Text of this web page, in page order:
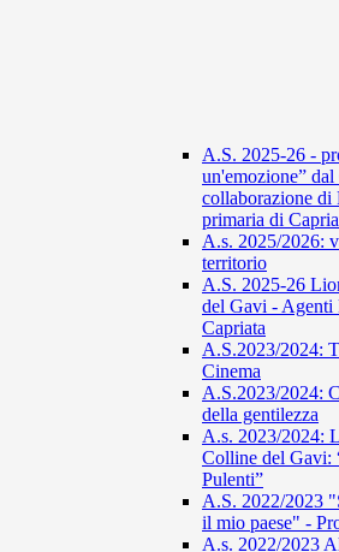
A.S. 2025-26 -
un'emozione” dal
collaborazione di
primaria di
A.s. 2025/2026:
territorio
A.S. 2025-26
del Gavi - Agenti
Capriata
A.S.2023/2024:
Cinema
A.S.2023/2024:
della gentilezza
A.s. 2023/2024:
Colline del Gavi:
Pulenti”
A.S. 2022/2023
il mio paese" -
A.s. 2022/2023